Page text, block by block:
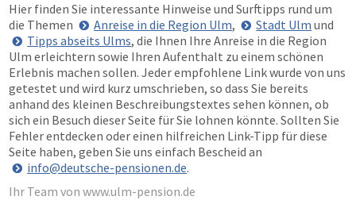
Hier finden Sie interessante Hinweise und Surftipps rund um
die Themen
Anreise in die Region Ulm, Stadt Ulm und
Tipps abseits Ulms, die Ihnen Ihre Anreise in die Region
Ulm erleichtern sowie Ihren Aufenthalt zu einem schönen
Erlebnis machen sollen. Jeder empfohlene Link wurde von uns
getestet und wird kurz umschrieben, so dass Sie bereits
anhand des kleinen Beschreibungstextes sehen können, ob
sich ein Besuch dieser Seite für Sie lohnen könnte. Sollten Sie
Fehler entdecken oder einen hilfreichen Link-Tipp für diese
Seite haben, geben Sie uns einfach Bescheid an
info@deutsche-pensionen.de.
Ihr Team von www.ulm-pension.de